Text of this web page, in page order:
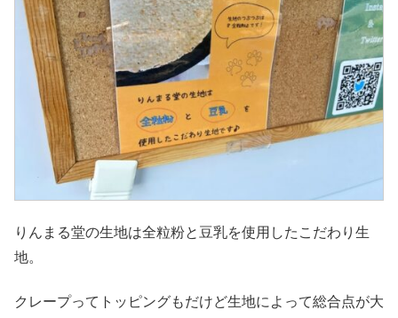
りんまる堂の生地は全粒粉と豆乳を使用したこだわり生
地。
クレープってトッピングもだけど生地によって総合点が大